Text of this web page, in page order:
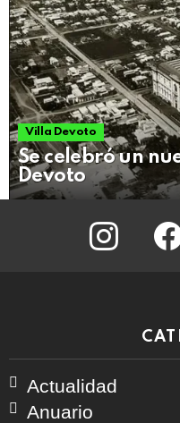
Villa Devoto
Se celebró un
Devoto
instagram
Actualidad
Anuario